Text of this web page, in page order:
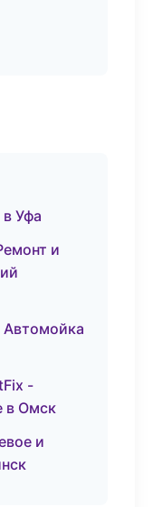
Уфа
и
Автомойка
-
в Омск
и